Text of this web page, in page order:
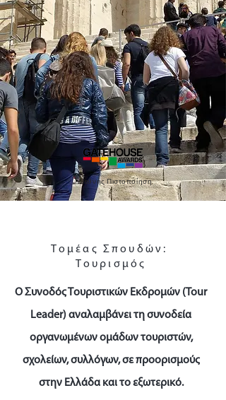
Διεθνής Πιστοποίηση
Τομέας Σπουδών:
Τουρισμός
Ο Συνοδός Τουριστικών Εκδρομών (Tour
Leader) αναλαμβάνει τη συνοδεία
οργανωμένων ομάδων τουριστών,
σχολείων, συλλόγων, σε προορισμούς
στην Ελλάδα και το εξωτερικό.